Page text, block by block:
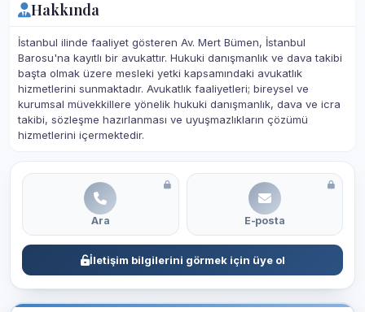
Hakkında
İstanbul ilinde faaliyet gösteren Av. Mert Bümen, İstanbul
Barosu'na kayıtlı bir avukattır. Hukuki danışmanlık ve dava takibi
başta olmak üzere mesleki yetki kapsamındaki avukatlık
hizmetlerini sunmaktadır. Avukatlık faaliyetleri; bireysel ve
kurumsal müvekkillere yönelik hukuki danışmanlık, dava ve icra
takibi, sözleşme hazırlanması ve uyuşmazlıkların çözümü
hizmetlerini içermektedir.
Ara E-posta
İletişim bilgilerini görmek için üye ol